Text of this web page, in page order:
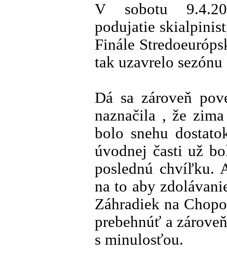
V sobotu
podujatie
Finále
tak uzavrelo
Dá sa zároveň
naznačila , že
bolo snehu
úvodnej časti už
poslednú chvíľku.
na to aby
Záhradiek na
prebehnúť a
s minulosťou.